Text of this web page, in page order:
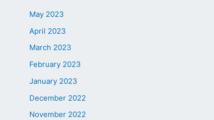
May 2023
April 2023
March 2023
February 2023
January 2023
December 2022
November 2022